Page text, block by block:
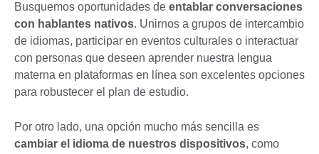
Busquemos oportunidades de entablar conversaciones
con hablantes nativos. Unirnos a grupos de intercambio
de idiomas, participar en eventos culturales o interactuar
con personas que deseen aprender nuestra lengua
materna en plataformas en línea son excelentes opciones
para robustecer el plan de estudio.
Por otro lado, una opción mucho más sencilla es
cambiar el idioma de nuestros dispositivos, como